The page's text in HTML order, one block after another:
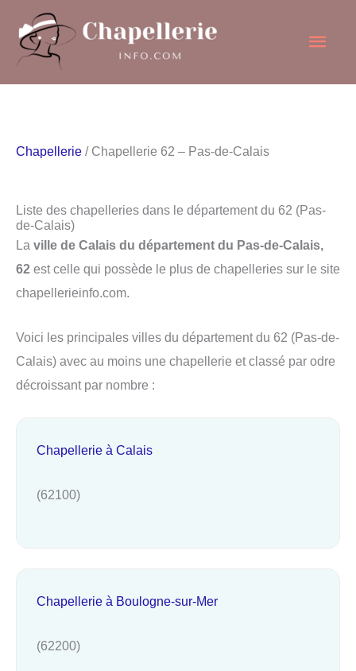
contenu
Chapellerie / Chapellerie 62 – Pas-de-Calais
Liste des chapelleries dans le département du 62 (Pas-
de-Calais)
La ville de Calais du département du Pas-de-Calais,
62 est celle qui possède le plus de chapelleries sur le site
chapellerieinfo.com.
Voici les principales villes du département du 62 (Pas-de-
Calais) avec au moins une chapellerie et classé par odre
décroissant par nombre :
Chapellerie à Calais
(62100)
Chapellerie à Boulogne-sur-Mer
(62200)